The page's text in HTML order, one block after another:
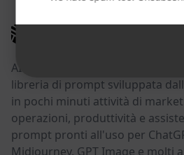
AIPRM è uno strumento di
libreria di prompt sviluppata
in pochi minuti attività di
operazioni, produttività e
prompt pronti all'uso per
Midjourney, GPT Image e molti